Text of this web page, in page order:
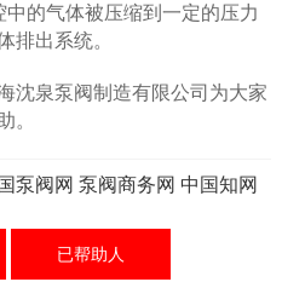
的气体被压缩到一定的压力
排出系统。
泉泵阀制造有限公司为大家
。
泵阀网 泵阀商务网 中国知网
已帮助 人